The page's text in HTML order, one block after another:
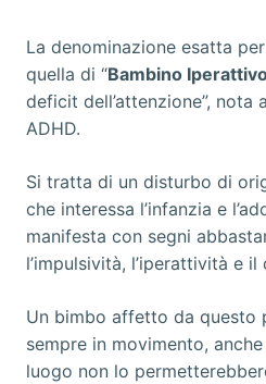
La denominazione esatta
quella di “Bambino
deficit dell’attenzione”, nota
ADHD.
Si tratta di un disturbo di
che interessa l’infanzia e
manifesta con segni
l’impulsività, l’iperattività e
Un bimbo affetto da questo
sempre in movimento,
luogo non lo